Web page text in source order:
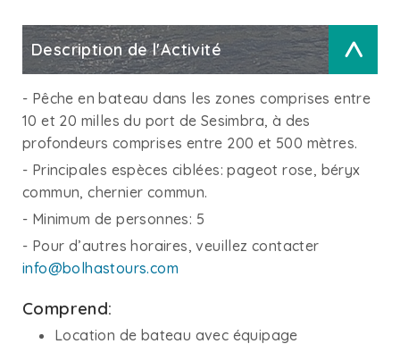
Description de l'Activité >
- Pêche en bateau dans les zones comprises entre
10 et 20 milles du port de Sesimbra, à des
profondeurs comprises entre 200 et 500 mètres.
- Principales espèces ciblées: pageot rose, béryx
commun, chernier commun.
- Minimum de personnes: 5
- Pour d’autres horaires, veuillez contacter
info@bolhastours.com
Comprend:
Location de bateau avec équipage